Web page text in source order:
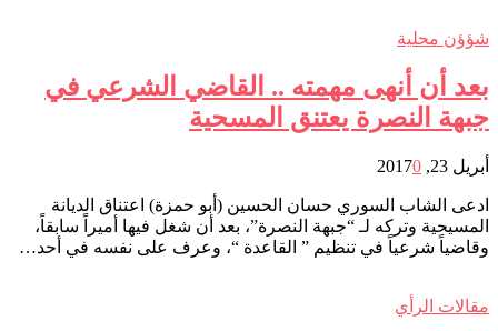
شؤؤن محلية
بعد أن أنهى مهمته .. القاضي الشرعي في
جبهة النصرة يعتنق المسحية
أبريل 23, 2017 0
ادعى الشاب السوري حسان الحسين (أبو حمزة) اعتناق الديانة
المسيحية وتركه لـ “جبهة النصرة”، بعد أن شغل فيها أميراً سابقاً،
وقاضياً شرعياً في تنظيم ” القاعدة “، وعرف على نفسه في أحد…
مقالات الرأي